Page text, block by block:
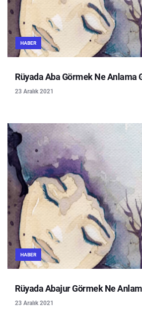
HABER
Rüyada Aba Görmek Ne Anlama
23 Aralık 2021
HABER
Rüyada Abajur Görmek Ne
23 Aralık 2021